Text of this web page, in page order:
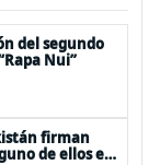
del segundo
Nui”
firman
de ellos es